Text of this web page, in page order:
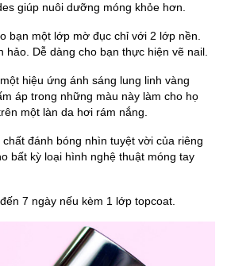
giúp nuôi dưỡng móng khỏe hơn.
bạn một lớp mờ đục chỉ với 2 lớp nền.
hảo. Dễ dàng cho bạn thực hiện vẽ nail.
hiệu ứng ánh sáng lung linh vàng
áp trong những màu này làm cho họ
một làn da hơi rám nắng.
đánh bóng nhìn tuyệt vời của riêng
bất kỳ loại hình nghệ thuật móng tay
7 ngày nếu kèm 1 lớp topcoat.